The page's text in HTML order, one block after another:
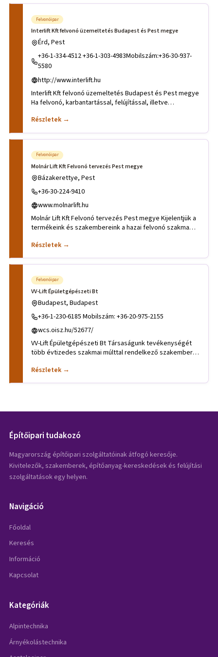
Felvonóipar
Interlift Kft felvonó üzemeltetés Budapest és Pest megye
Érd, Pest
+36-1-334-4512 +36-1-303-4983Mobilszám:+36-30-937-
5580
http://www.interlift.hu
Interlift Kft felvonó üzemeltetés Budapest és Pest megye
Ha felvonó, karbantartással, felújítással, illetve
Részletek →
Felvonóipar
Molnár Lift Kft Felvonó tervezés Pest megye
Bázakerettye, Pest
+36-30-224-9410
www.molnarlift.hu
Molnár Lift Kft Felvonó tervezés Pest megye Kijelentjük a
termékeink és szakembereink a hazai felvonó szakma
Részletek →
Felvonóipar
VV-Lift Épületgépészeti Bt
Budapest, Budapest
+36-1-230-6185 Mobilszám: +36-20-975-2155
wcs.oisz.hu/52677/
VV-Lift Épületgépészeti Bt Társaságunk tevékenységét
több évtizedes szakmai múlttal rendelkező szakemberek
Részletek →
Építőipari tudakozó
Magyarország építőipari szolgáltatóinak átfogó keresője.
Kivitelezők, szakemberek, építőanyag-kereskedések és felújítási
szolgáltatások egy helyen.
Navigáció
Főoldal
Keresés
Információ
Kapcsolat
Kategóriák
Alpintechnika
Árnyékolástechnika